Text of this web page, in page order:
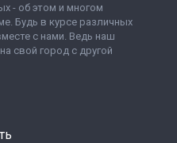
- об этом и многом
Будь в курсе различных
с нами. Ведь наш
свой город с другой